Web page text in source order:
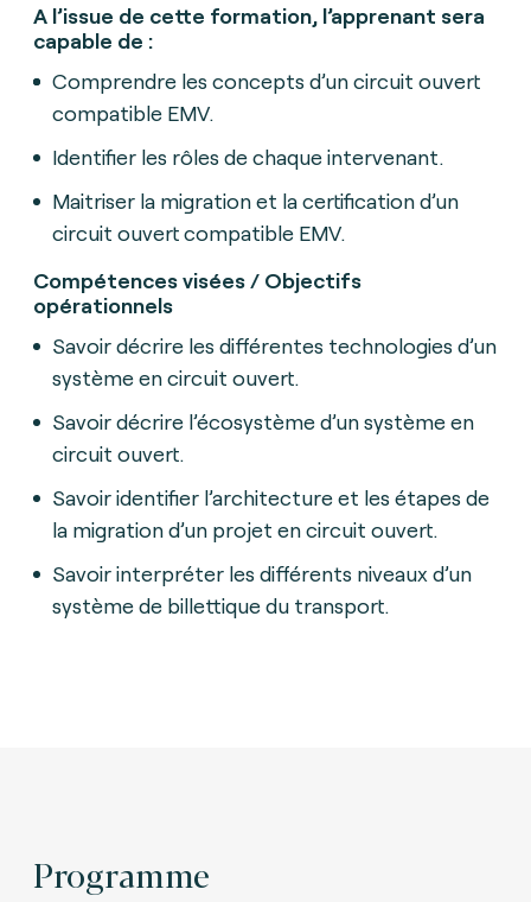
A l’issue de cette formation, l’apprenant sera
capable de :
Comprendre les concepts d’un circuit ouvert
compatible EMV.
Identifier les rôles de chaque intervenant.
Maitriser la migration et la certification d’un
circuit ouvert compatible EMV.
Compétences visées / Objectifs
opérationnels
Savoir décrire les différentes technologies d’un
système en circuit ouvert.
Savoir décrire l’écosystème d’un système en
circuit ouvert.
Savoir identifier l’architecture et les étapes de
la migration d’un projet en circuit ouvert.
Savoir interpréter les différents niveaux d’un
système de billettique du transport.
Programme